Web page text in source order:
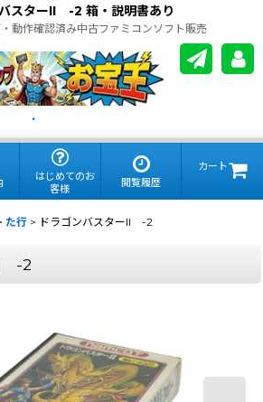
スターII -2 箱・説明書あり
動作確認済み中古ファミコンソフト販売
.
はじめてのお
客様
閲覧履歴
カート
た行 > ドラゴンバスターII -2
-2